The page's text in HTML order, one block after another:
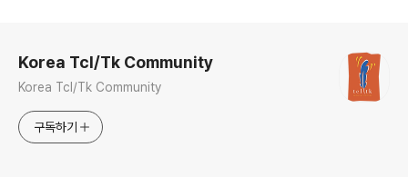
Korea Tcl/Tk Community
Korea Tcl/Tk Community
구독하기